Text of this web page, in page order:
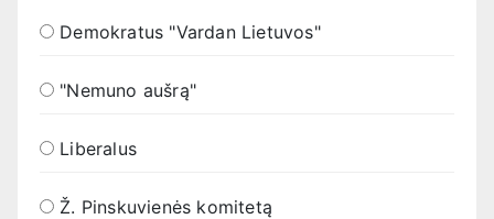
Demokratus "Vardan Lietuvos"
"Nemuno aušrą"
Liberalus
Ž. Pinskuvienės komitetą